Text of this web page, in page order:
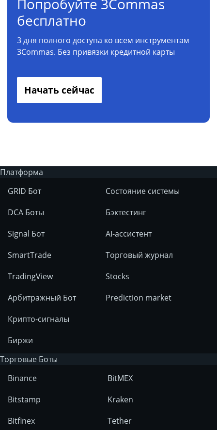
Попробуйте 3Commas
бесплатно
3 дня полного доступа ко всем инструментам
3Commas. Без привязки кредитной карты
Начать сейчас
Платформа
GRID Бот
DCA Боты
Signal Бот
SmartTrade
TradingView
Арбитражный Бот
Крипто-сигналы
Биржи
Состояние системы
Бэктестинг
AI-ассистент
Торговый журнал
Stocks
Prediction market
Торговые Боты
Binance
Bitstamp
Bitfinex
BitMEX
Kraken
Tether